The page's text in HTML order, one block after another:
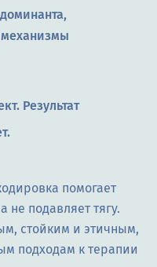
Результат
помогает
не подавляет тягу.
стойким и этичным,
подходам к терапии